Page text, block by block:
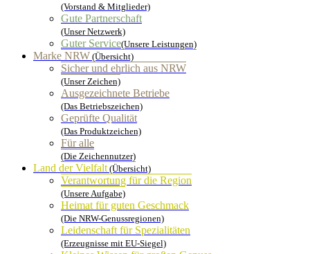
(Vorstand & Mitglieder)
Gute Partnerschaft
(Unser Netzwerk)
Guter Service(Unsere Leistungen)
Marke NRW (Übersicht)
Sicher und ehrlich aus NRW
(Unser Zeichen)
Ausgezeichnete Betriebe
(Das Betriebszeichen)
Geprüfte Qualität
(Das Produktzeichen)
Für alle
(Die Zeichennutzer)
Land der Vielfalt(Übersicht)
Verantwortung für die Region
(Unsere Aufgabe)
Heimat für guten Geschmack
(Die NRW-Genussregionen)
Leidenschaft für Spezialitäten
(Erzeugnisse mit EU-Siegel)